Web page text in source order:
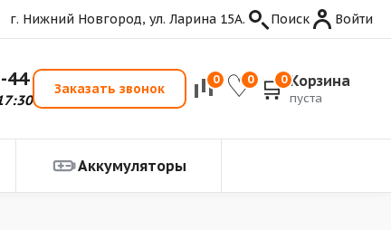
г. Нижний Новгород, ул. Ларина 15А. Поиск Войти
44 Заказать звонок
0 0 0 Корзина
пуста
Аккумуляторы